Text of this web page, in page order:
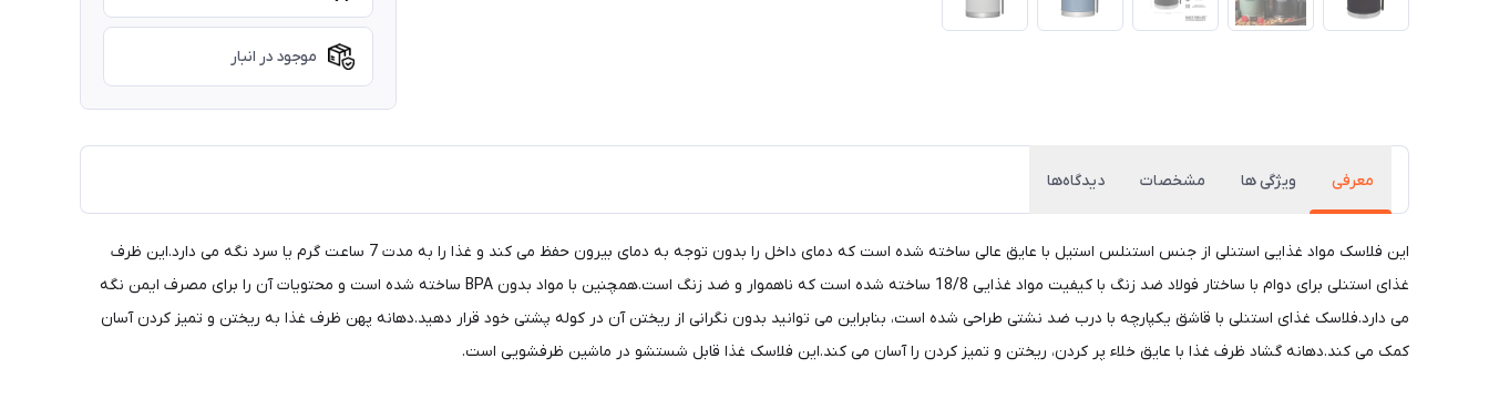
موجود در انبار
معرفی ویژگی ها مشخصات دیدگاه‌ها
این فلاسک مواد غذایی استنلی از جنس استنلس استیل با عایق عالی ساخته شده است که دمای داخل را بدون توجه به دمای بیرون حفظ می کند و غذا را به مدت 7 ساعت گرم یا سرد نگه می دارد.این ظرف
غذای استنلی برای دوام با ساختار فولاد ضد زنگ با کیفیت مواد غذایی 18/8 ساخته شده است که ناهموار و ضد زنگ است.همچنین با مواد بدون BPA ساخته شده است و محتویات آن را برای مصرف ایمن نگه
می دارد.فلاسک غذای استنلی با قاشق یکپارچه با درب ضد نشتی طراحی شده است، بنابراین می توانید بدون نگرانی از ریختن آن در کوله پشتی خود قرار دهید.دهانه پهن ظرف غذا به ریختن و تمیز کردن آسان
کمک می کند.دهانه گشاد ظرف غذا با عایق خلاء پر کردن، ریختن و تمیز کردن را آسان می کند.این فلاسک غذا قابل شستشو در ماشین ظرفشویی است.